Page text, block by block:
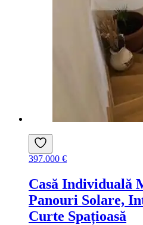
397.000 €
Casă Individuală
Panouri Solare,
Curte Spațioasă